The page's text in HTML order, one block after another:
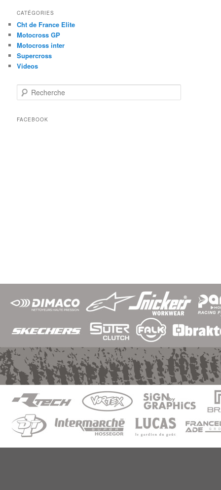
CATÉGORIES
Cht de France Elite
Motocross GP
Motocross inter
Supercross
Videos
Recherche
FACEBOOK